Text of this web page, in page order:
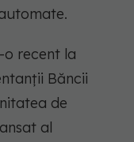
recent la
Băncii
de
al